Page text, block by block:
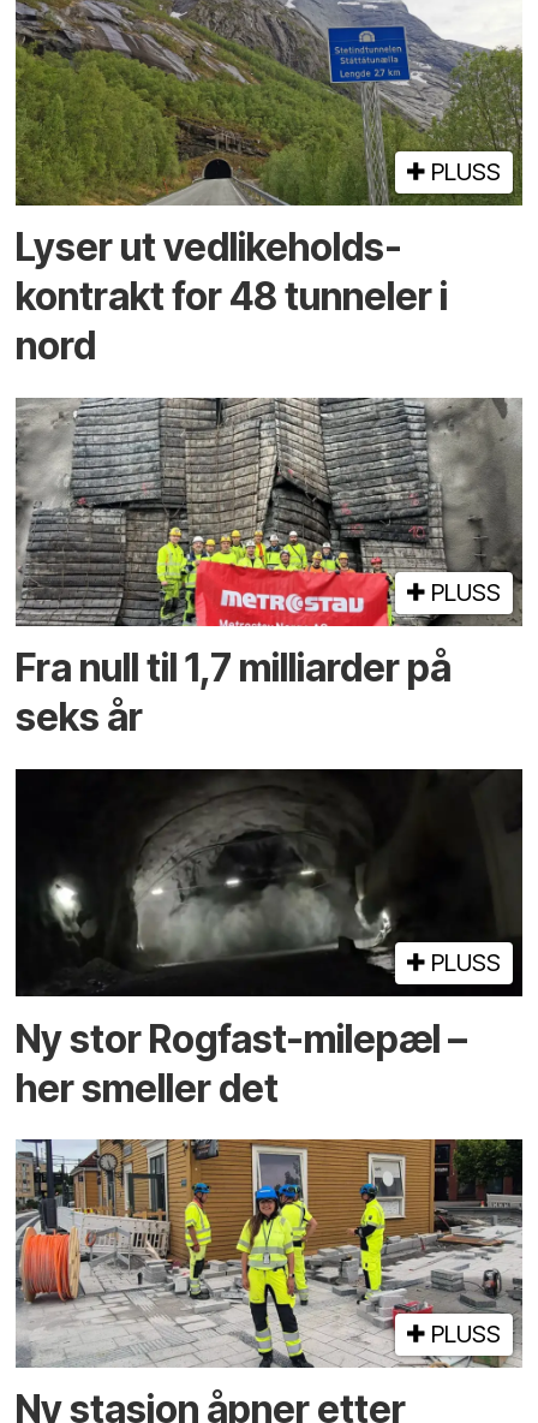
PLUSS
Lyser ut vedlikeholds­
kontrakt for 48 tunneler i
nord
PLUSS
Fra null til 1,7 milliarder på
seks år
PLUSS
Ny stor Rogfast-milepæl –
her smeller det
PLUSS
Ny stasjon åpner etter